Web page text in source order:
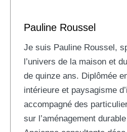
Pauline Roussel
Je suis Pauline Roussel,
l’univers de la maison et
de quinze ans. Diplômée
intérieure et paysagisme
accompagné des
sur l’aménagement